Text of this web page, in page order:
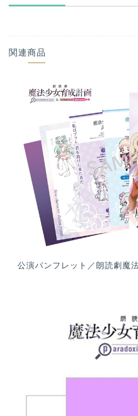
関連商品
公演パンフレット／朗読劇魔